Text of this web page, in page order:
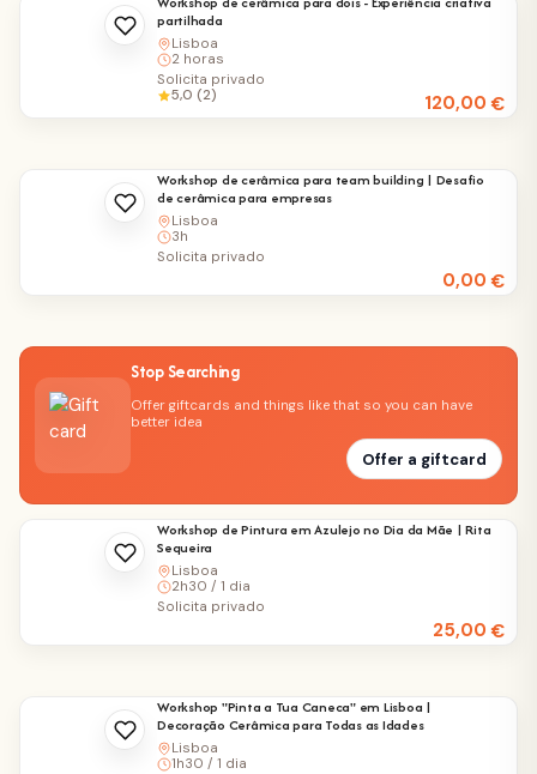
partilhada
Lisboa
2 horas
120,00€
Solicita privado
5,0 (2)
Workshop de cerâmica para team building | Desafio
de cerâmica para empresas
Lisboa
3h
0,00€
Solicita privado
Stop Searching
Offer giftcards and things like that so you can have
better idea
Offer a giftcard
Workshop de Pintura em Azulejo no Dia da Mãe | Rita
Sequeira
Lisboa
2h30 / 1 dia
25,00€
Solicita privado
Workshop "Pinta a Tua Caneca" em Lisboa |
Decoração Cerâmica para Todas as Idades
Lisboa
1h30 / 1 dia